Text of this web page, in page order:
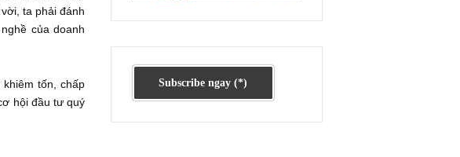
bán với giá hấp dẫn, thì
vài % trong ngắn hạn.
Lynch khác với người bình
% nhờ đức kiên nhẫn của
danh mục của họ trong các
cá nhân một điều rằng kỳ
tỷ USD như VNM, HPG,
người dân có giới hạn?
Ấn phẩm cũ Kỳ 78 đến 80